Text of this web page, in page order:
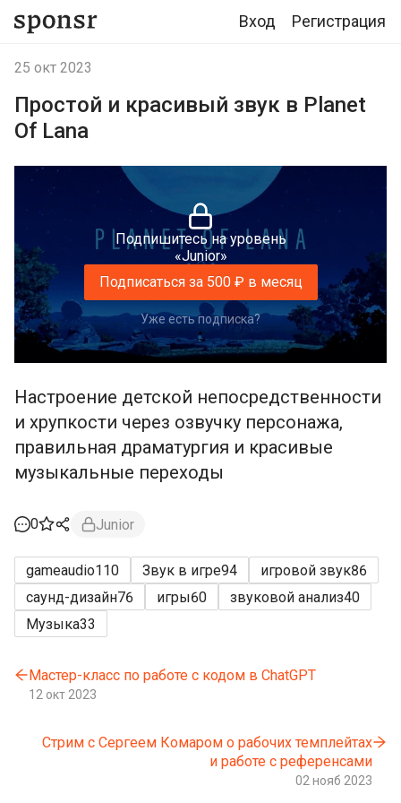
Вход Регистрация
25 окт 2023
Простой и красивый звук в Planet
Of Lana
Подпишитесь на уровень
«Junior»
Подписаться за 500 ₽ в месяц
Уже есть подписка?
Настроение детской непосредственности
и хрупкости через озвучку персонажа,
правильная драматургия и красивые
музыкальные переходы
0 Junior
gameaudio110 Звук в игре94 игровой звук86
саунд-дизайн76 игры60 звуковой анализ40
Музыка33
Мастер-класс по работе с кодом в ChatGPT
12 окт 2023
Стрим с Сергеем Комаром о рабочих темплейтах
и работе с референсами
02 нояб 2023